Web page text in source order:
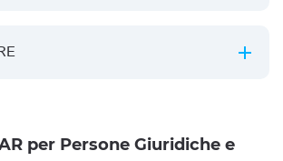
per Persone Giuridiche e